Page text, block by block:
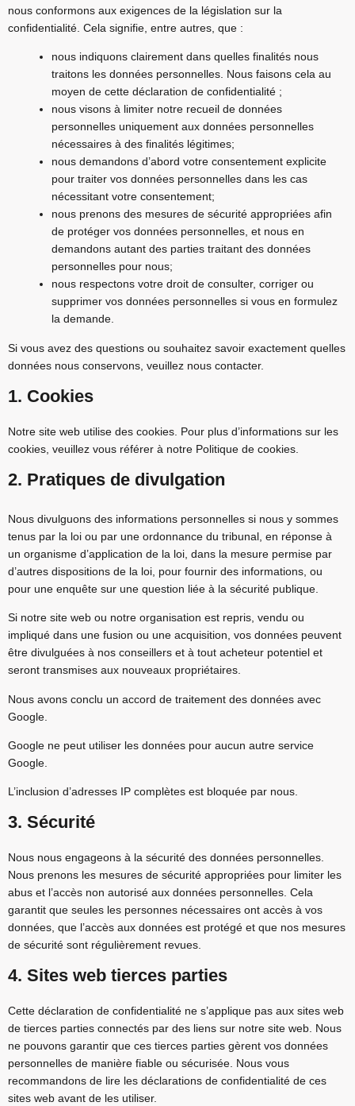
nous conformons aux exigences de la législation sur la
confidentialité. Cela signifie, entre autres, que :
nous indiquons clairement dans quelles finalités nous
traitons les données personnelles. Nous faisons cela au
moyen de cette déclaration de confidentialité ;
nous visons à limiter notre recueil de données
personnelles uniquement aux données personnelles
nécessaires à des finalités légitimes;
nous demandons d’abord votre consentement explicite
pour traiter vos données personnelles dans les cas
nécessitant votre consentement;
nous prenons des mesures de sécurité appropriées afin
de protéger vos données personnelles, et nous en
demandons autant des parties traitant des données
personnelles pour nous;
nous respectons votre droit de consulter, corriger ou
supprimer vos données personnelles si vous en formulez
la demande.
Si vous avez des questions ou souhaitez savoir exactement quelles
données nous conservons, veuillez nous contacter.
1. Cookies
Notre site web utilise des cookies. Pour plus d’informations sur les
cookies, veuillez vous référer à notre Politique de cookies.
2. Pratiques de divulgation
Nous divulguons des informations personnelles si nous y sommes
tenus par la loi ou par une ordonnance du tribunal, en réponse à
un organisme d’application de la loi, dans la mesure permise par
d’autres dispositions de la loi, pour fournir des informations, ou
pour une enquête sur une question liée à la sécurité publique.
Si notre site web ou notre organisation est repris, vendu ou
impliqué dans une fusion ou une acquisition, vos données peuvent
être divulguées à nos conseillers et à tout acheteur potentiel et
seront transmises aux nouveaux propriétaires.
Nous avons conclu un accord de traitement des données avec
Google.
Google ne peut utiliser les données pour aucun autre service
Google.
L’inclusion d’adresses IP complètes est bloquée par nous.
3. Sécurité
Nous nous engageons à la sécurité des données personnelles.
Nous prenons les mesures de sécurité appropriées pour limiter les
abus et l’accès non autorisé aux données personnelles. Cela
garantit que seules les personnes nécessaires ont accès à vos
données, que l’accès aux données est protégé et que nos mesures
de sécurité sont régulièrement revues.
4. Sites web tierces parties
Cette déclaration de confidentialité ne s’applique pas aux sites web
de tierces parties connectés par des liens sur notre site web. Nous
ne pouvons garantir que ces tierces parties gèrent vos données
personnelles de manière fiable ou sécurisée. Nous vous
recommandons de lire les déclarations de confidentialité de ces
sites web avant de les utiliser.